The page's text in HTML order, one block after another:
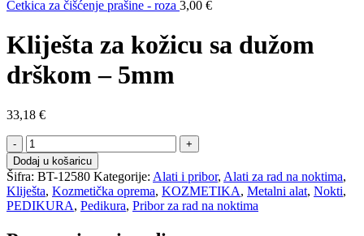
Četkica za čišćenje prašine - roza 3,00 €
Kliješta za kožicu sa dužom
drškom – 5mm
33,18 €
Kliješta
za
kožicu
sa
dužom
drškom
Dodaj u košaricu
Šifra: BT-12580 Kategorije: Alati i pribor, Alati za rad na noktima,
Kliješta, Kozmetička oprema, KOZMETIKA, Metalni alat, Nokti,
PEDIKURA, Pedikura, Pribor za rad na noktima